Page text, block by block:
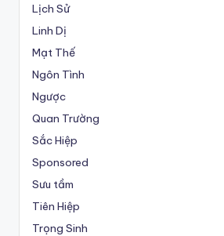
Lịch Sử
Linh Dị
Mạt Thế
Ngôn Tình
Ngược
Quan Trường
Sắc Hiệp
Sponsored
Sưu tầm
Tiên Hiệp
Trọng Sinh